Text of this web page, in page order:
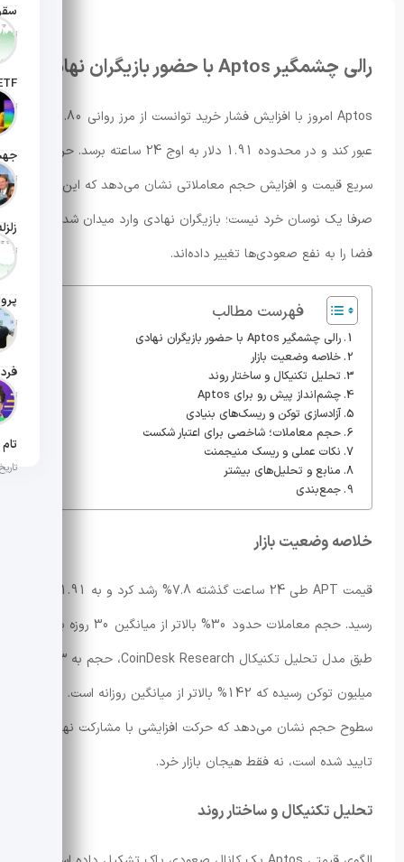
تاریخ
تاریخ
تاریخ
تاریخ
تاریخ
تاریخ
تاریخ
رالی چشمگیر Aptos با حضور بازیگران نهادی
عبور کند و در محدوده 1.91 دلار به اوج 24 ساعته برسد. حرکت
سریع قیمت و افزایش حجم معاملاتی نشان می‌دهد که این رشد
صرفا یک نوسان خرد نیست؛ بازیگران نهادی وارد میدان شده‌اند و
فضا را به نفع صعودی‌ها تغییر داده‌اند.
فهرست مطالب
رالی چشمگیر Aptos با حضور بازیگران نهادی
خلاصه وضعیت بازار
تحلیل تکنیکال و ساختار روند
چشم‌انداز پیش رو برای Aptos
آزادسازی توکن و ریسک‌های بنیادی
حجم معاملات؛ شاخصی برای اعتبار شکست
نکات عملی و ریسک منیجمنت
منابع و تحلیل‌های بیشتر
جمع‌بندی
خلاصه وضعیت بازار
رسید. حجم معاملات حدود 30% بالاتر از میانگین 30 روزه بوده و
طبق مدل تحلیل تکنیکال CoinDesk Research، حجم به 4.83
میلیون توکن رسیده که 142% بالاتر از میانگین روزانه است. این
سطوح حجم نشان می‌دهد که حرکت افزایشی با مشارکت نهادی
تایید شده است، نه فقط هیجان بازار خرد.
تحلیل تکنیکال و ساختار روند